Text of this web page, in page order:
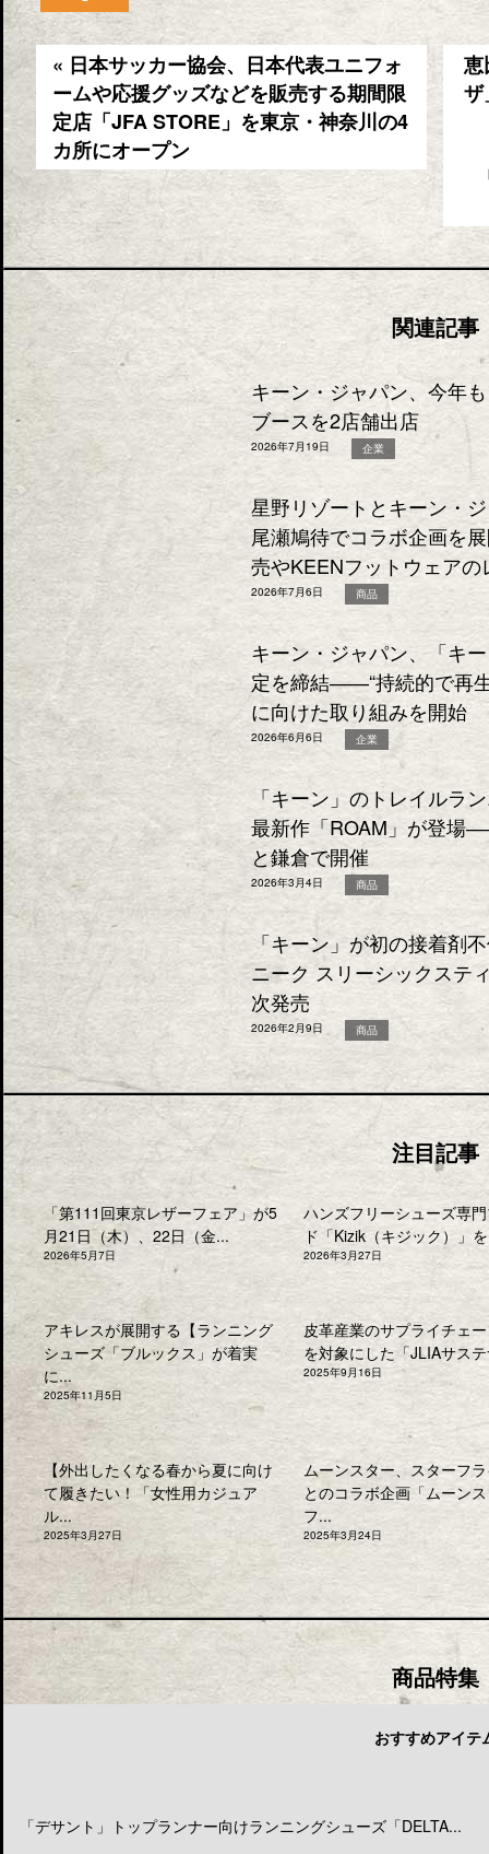
« 日本サッカー協会、日本代表ユニフォ
ームや応援グッズなどを販売する期間限
定店「JFA STORE」を東京・神奈川の4
カ所にオープン
関連記事
キーン・ジャパン、今年
ブースを2店舗出店
2026年7月19日 企業
星野リゾートとキーン・
尾瀬鳩待でコラボ企画を
売やKEENフットウェア
2026年7月6日 商品
キーン・ジャパン、「キ
定を締結――“持続的で再
に向けた取り組みを開始
2026年6月6日 企業
「キーン」のトレイルラ
最新作「ROAM」が登場
と鎌倉で開催
2026年3月4日 商品
「キーン」が初の接着剤
ニーク スリーシックステ
次発売
2026年2月9日 商品
注目記事
「第111回東京レザーフェア」が5
月21日（木）、22日（金...
2026年5月7日
ハンズフリーシューズ専
ド「Kizik（キジック）」
2026年3月27日
アキレスが展開する【ランニング
シューズ「ブルックス」が着実
に...
2025年11月5日
皮革産業のサプライチェ
を対象にした「JLIAサス
2025年9月16日
【外出したくなる春から夏に向け
て履きたい！「女性用カジュア
ル...
2025年3月27日
ムーンスター、スターフ
とのコラボ企画「ムーン
フ...
2025年3月24日
商品特集
おすすめアイテ
「デサント」トップランナー向けランニングシューズ「DELTA...